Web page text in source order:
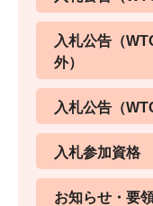
入札公告（
外）
入札公告（
入札参加資格
お知らせ・要